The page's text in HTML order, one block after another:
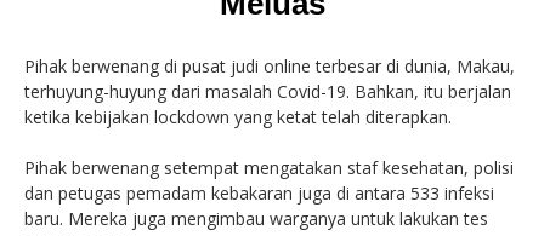
Pihak berwenang di pusat judi online terbesar di dunia, Makau,
terhuyung-huyung dari masalah Covid-19. Bahkan, itu berjalan
ketika kebijakan lockdown yang ketat telah diterapkan.
Pihak berwenang setempat mengatakan staf kesehatan, polisi
dan petugas pemadam kebakaran juga di antara 533 infeksi
baru. Mereka juga mengimbau warganya untuk lakukan tes